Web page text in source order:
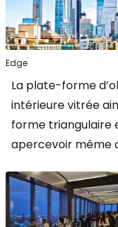
Edge
La plate-forme
intérieure vitrée
forme triangulaire
apercevoir même